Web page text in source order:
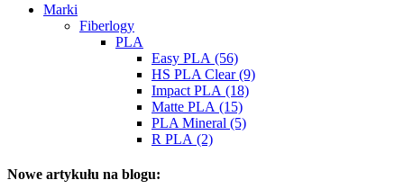
Marki
Fiberlogy
PLA
Easy PLA (56)
HS PLA Clear (9)
Impact PLA (18)
Matte PLA (15)
PLA Mineral (5)
R PLA (2)
Nowe artykułu na blogu: